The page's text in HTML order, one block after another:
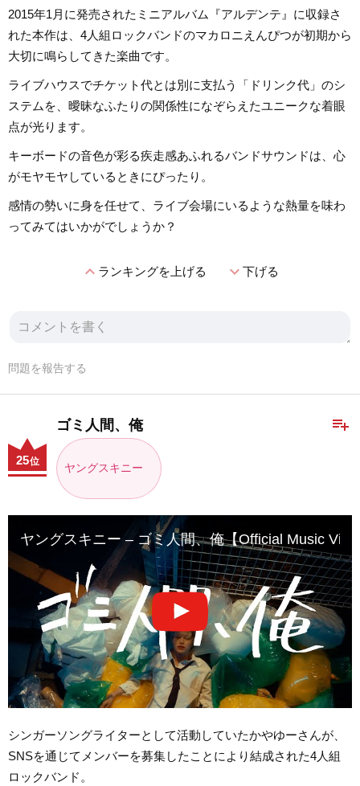
2015年1月に発売されたミニアルバム『アルデンテ』に収録さ
れた本作は、4人組ロックバンドのマカロニえんぴつが初期から
大切に鳴らしてきた楽曲です。
ライブハウスでチケット代とは別に支払う「ドリンク代」のシ
ステムを、曖昧なふたりの関係性になぞらえたユニークな着眼
点が光ります。
キーボードの音色が彩る疾走感あふれるバンドサウンドは、心
がモヤモヤしているときにぴったり。
感情の勢いに身を任せて、ライブ会場にいるような熱量を味わ
ってみてはいかがでしょうか？
expand_lessランキングを上げる expand_more下げる
問題を報告する
playlist_add
ゴミ人間、俺
ヤングスキニー
25位
ヤングスキニー – ゴミ人間、俺【Official Music
シンガーソングライターとして活動していたかやゆーさんが、
SNSを通じてメンバーを募集したことにより結成された4人組
ロックバンド。